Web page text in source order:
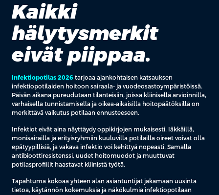
Kaikki
hälytysmerkit
eivät piippaa.
Infektiopotilas 2026 tarjoaa ajankohtaisen katsauksen
infektiopotilaiden hoitoon sairaala- ja vuodeosastoympäristöissä.
Päivän aikana pureudutaan tilanteisiin, joissa kliinisellä arvioinnilla,
varhaisella tunnistamisella ja oikea-aikaisilla hoitopäätöksillä on
merkittävä vaikutus potilaan ennusteeseen.
Infektiot eivät aina näyttäydy oppikirjojen mukaisesti. Iäkkäillä,
monisairailla ja erityisryhmiin kuuluvilla potilailla oireet voivat olla
epätyypillisiä, ja vakava infektio voi kehittyä nopeasti. Samalla
antibioottiresistenssi, uudet hoitomuodot ja muuttuvat
potilasprofiilit haastavat kliinistä työtä.
Tapahtuma kokoaa yhteen alan asiantuntijat jakamaan uusinta
tietoa, käytännön kokemuksia ja näkökulmia infektiopotilaan